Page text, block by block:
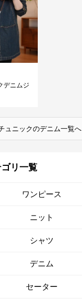
デニムジ
ュニックのデニム一覧へ
リ一覧
ワンピース
ニット
シャツ
デニム
セーター